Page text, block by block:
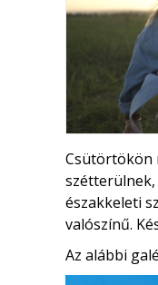
Csütörtökön
szétterülnek,
északkeleti
valószínű.
Az alábbi